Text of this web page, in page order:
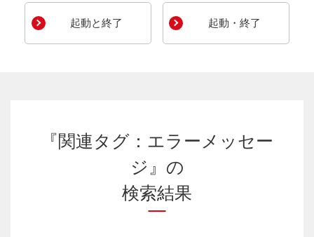
起動と終了 起動・終了
『関連タグ：エラーメッセー
ジ』の
検索結果